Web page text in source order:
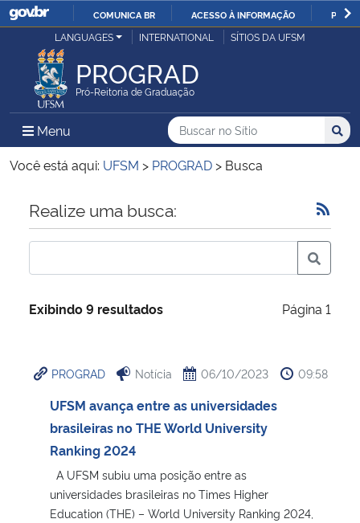
IR
O
COMUNICA BR ACESSO À INFORMAÇÃO
Ministério da Justiça e Segurança Pública
Ministério da Defesa
Ministério das Relações Exteriores
Ministério da Economia
Ministério da Infraestrutura
Ministério da Cidadania
Ministério de Minas e Energia
Ministério da Ciência, Tecnologia, Inovações e Comunicações
LANGUAGES INTERNATIONAL SÍTIOS DA UFSM
PROGRAD
Pró-Reitoria de Graduação
Menu Menu Principal do Sítio
Busca
Buscar no no Sítio
Busca:
Você está aqui: UFSM > PROGRAD > Busca
Início do conteúdo
Realize uma busca:
Exibindo 9 resultados Página 1
PROGRAD Notícia 06/10/2023 09:58
UFSM avança entre as universidades
brasileiras no THE World University
Ranking 2024
A UFSM subiu uma posição entre as
universidades brasileiras no Times Higher
Education (THE) – World University Ranking 2024,